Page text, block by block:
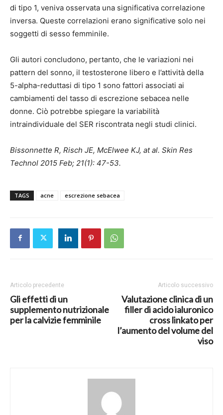
di tipo 1, veniva osservata una significativa correlazione
inversa. Queste correlazioni erano significative solo nei
soggetti di sesso femminile.
Gli autori concludono, pertanto, che le variazioni nei
pattern del sonno, il testosterone libero e l’attività della
5-alpha-reduttasi di tipo 1 sono fattori associati ai
cambiamenti del tasso di escrezione sebacea nelle
donne. Ciò potrebbe spiegare la variabilità
intraindividuale del SER riscontrata negli studi clinici.
Bissonnette R, Risch JE, McElwee KJ, at al. Skin Res
Technol 2015 Feb; 21(1): 47-53.
TAGS acne escrezione sebacea
Articolo precedente
Gli effetti di un
supplemento nutrizionale
per la calvizie femminile
Articolo successivo
Valutazione clinica di un
filler di acido ialuronico
cross linkato per
l’aumento del volume del
viso